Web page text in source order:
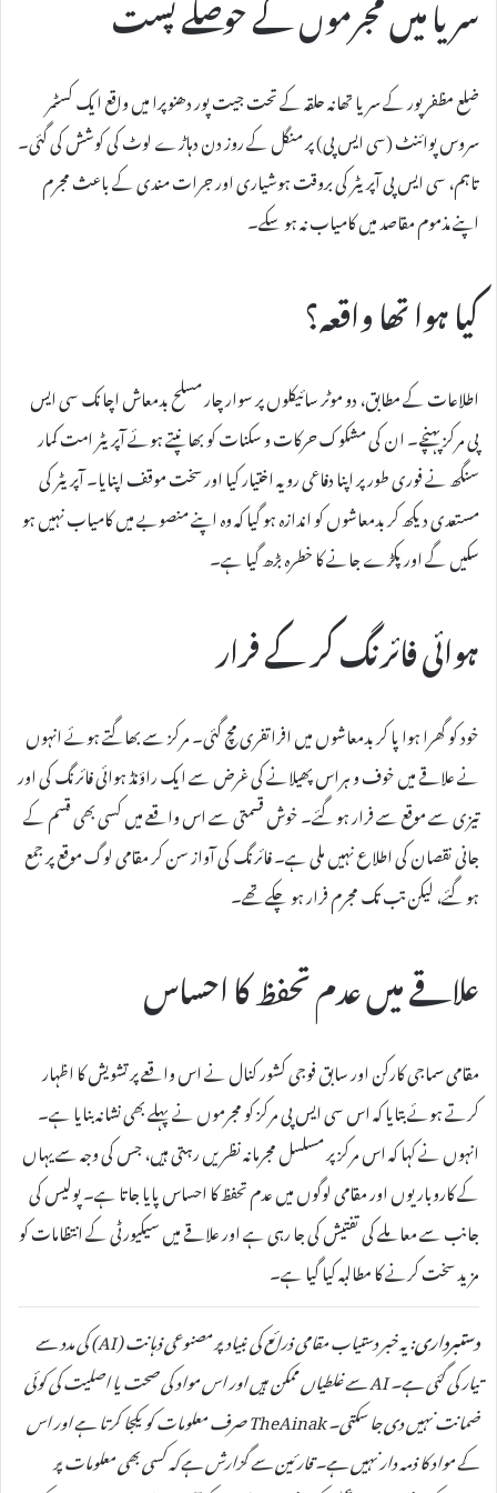
ضلع مظفر پور کے سریا تھانہ حلقہ کے تحت جیت پور دھنوپرا میں واقع ایک کسٹمر
سروس پوائنٹ (سی ایس پی) پر منگل کے روز دن دہاڑے لوٹ کی کوشش کی گئی۔
تاہم، سی ایس پی آپریٹر کی بروقت ہوشیاری اور جرات مندی کے باعث مجرم
اپنے مذموم مقاصد میں کامیاب نہ ہو سکے۔
کیا ہوا تھا واقعہ؟
اطلاعات کے مطابق، دو موٹر سائیکلوں پر سوار چار مسلح بدمعاش اچانک سی ایس
پی مرکز پہنچے۔ ان کی مشکوک حرکات و سکنات کو بھانپتے ہوئے آپریٹر امت کمار
سنگھ نے فوری طور پر اپنا دفاعی رویہ اختیار کیا اور سخت موقف اپنایا۔ آپریٹر کی
مستعدی دیکھ کر بدمعاشوں کو اندازہ ہو گیا کہ وہ اپنے منصوبے میں کامیاب نہیں ہو
سکیں گے اور پکڑے جانے کا خطرہ بڑھ گیا ہے۔
ہوائی فائرنگ کر کے فرار
خود کو گھرا ہوا پا کر بدمعاشوں میں افراتفری مچ گئی۔ مرکز سے بھاگتے ہوئے انہوں
نے علاقے میں خوف و ہراس پھیلانے کی غرض سے ایک راؤنڈ ہوائی فائرنگ کی اور
تیزی سے موقع سے فرار ہو گئے۔ خوش قسمتی سے اس واقعے میں کسی بھی قسم کے
جانی نقصان کی اطلاع نہیں ملی ہے۔ فائرنگ کی آواز سن کر مقامی لوگ موقع پر جمع
ہو گئے، لیکن تب تک مجرم فرار ہو چکے تھے۔
علاقے میں عدم تحفظ کا احساس
مقامی سماجی کارکن اور سابق فوجی کشور کنال نے اس واقعے پر تشویش کا اظہار
کرتے ہوئے بتایا کہ اس سی ایس پی مرکز کو مجرموں نے پہلے بھی نشانہ بنایا ہے۔
انہوں نے کہا کہ اس مرکز پر مسلسل مجرمانہ نظریں رہتی ہیں، جس کی وجہ سے یہاں
کے کاروباریوں اور مقامی لوگوں میں عدم تحفظ کا احساس پایا جاتا ہے۔ پولیس کی
جانب سے معاملے کی تفتیش کی جا رہی ہے اور علاقے میں سیکیورٹی کے انتظامات کو
مزید سخت کرنے کا مطالبہ کیا گیا ہے۔
دستبرداری:
یہ خبر دستیاب مقامی ذرائع کی بنیاد پر مصنوعی ذہانت (AI) کی مدد سے
تیار کی گئی ہے۔ AI سے غلطیاں ممکن ہیں اور اس مواد کی صحت یا اصلیت کی کوئی
ضمانت نہیں دی جا سکتی۔ TheAinak صرف معلومات کو یکجا کرتا ہے اور اس
کے مواد کا ذمہ دار نہیں ہے۔ قارئین سے گزارش ہے کہ کسی بھی معلومات پر